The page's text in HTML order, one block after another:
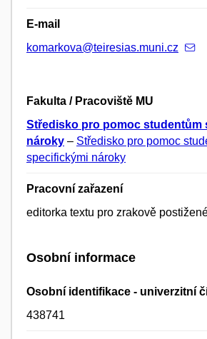
E-mail
komarkova@teiresias.muni.cz
Fakulta / Pracoviště MU
Středisko pro pomoc studentům
nároky – Středisko pro pomoc
specifickými nároky
Pracovní zařazení
editorka textu pro zrakově
Osobní informace
Osobní identifikace - univerzitní
438741